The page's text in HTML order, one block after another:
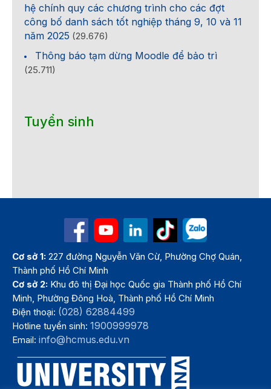
hệ chính quy các chương trình cho các đợt
công bố danh sách tốt nghiệp tháng 9, 10 và 11
năm 2025 (29.676)
Thông báo tạm dừng Moodle để bảo trì
(25.711)
Tuyển sinh
Cơ sở 1: 227 đường Nguyễn Văn Cừ, Phường Chợ Quán,
Thành phố Hồ Chí Minh
Cơ sở 2: Khu đô thị Đại học Quốc gia Thành phố Hồ Chí
Minh, Phường Đông Hoà, Thành phố Hồ Chí Minh
Điện thoại: (028) 62884499
Hotline tuyển sinh:1900999978
Email:info@hcmus.edu.vn